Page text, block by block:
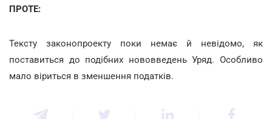
ПРОТЕ:
Тексту законопроекту поки немає й невідомо, як
поставиться до подібних нововведень Уряд. Особливо
мало віриться в зменшення податків.